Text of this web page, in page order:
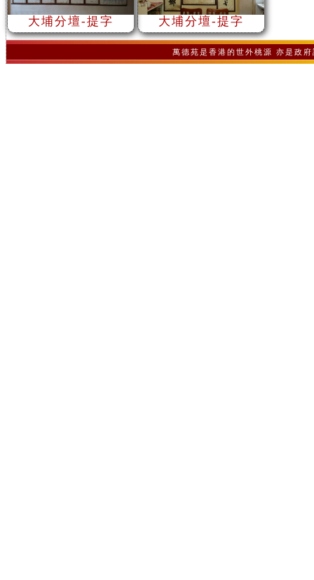
大埔分壇-提字 大埔分壇-提字
萬德苑是香港的世外桃源 亦是